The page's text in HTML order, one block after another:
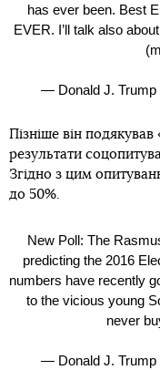
has ever been. Best
EVER. I’ll talk also
— Donald J. Trump
Пізніше він подякував
результати
Згідно з цим
до 50%.
New Poll: The
predicting the 2016
numbers have recently
to the vicious young
never
— Donald J. Trump